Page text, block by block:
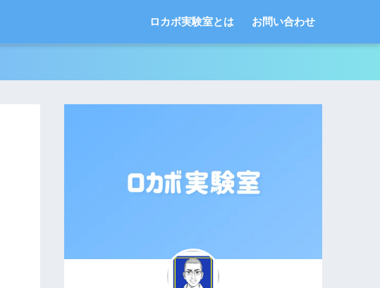
ロカボ実験室とは お問い合わせ